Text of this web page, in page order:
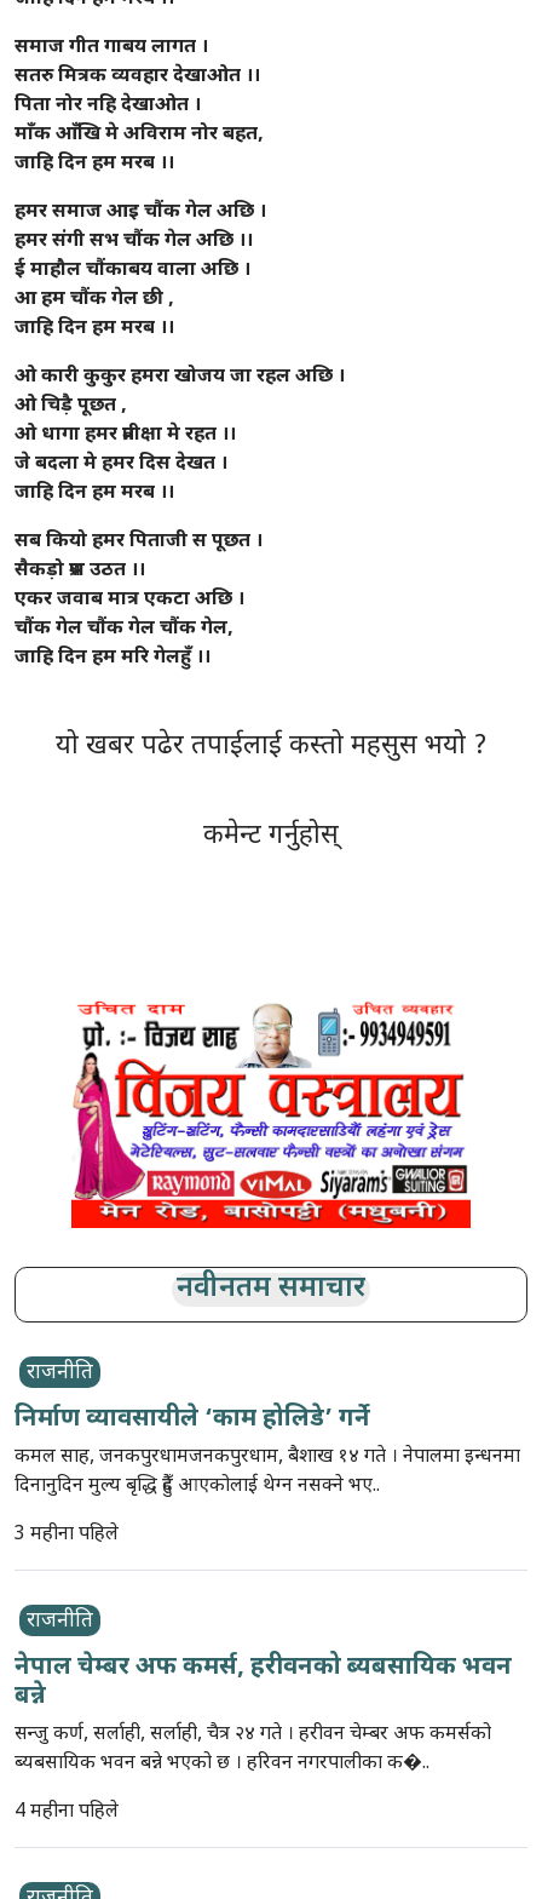
समाज गीत गाबय लागत ।
सतरु मित्रक व्यवहार देखाओत ।।
पिता नोर नहि देखाओत ।
माँक आँखि मे अविराम नोर बहत,
जाहि दिन हम मरब ।।
हमर समाज आइ चौंक गेल अछि ।
हमर संगी सभ चौंक गेल अछि ।।
ई माहौल चौंकाबय वाला अछि ।
आ हम चौंक गेल छी ,
जाहि दिन हम मरब ।।
ओ कारी कुकुर हमरा खोजय जा रहल अछि ।
ओ चिड़ै पूछत ,
ओ धागा हमर प्रतीक्षा मे रहत ।।
जे बदला मे हमर दिस देखत ।
जाहि दिन हम मरब ।।
सब कियो हमर पिताजी स पूछत ।
सैकड़ो प्रश्न उठत ।।
एकर जवाब मात्र एकटा अछि ।
चौंक गेल चौंक गेल चौंक गेल,
जाहि दिन हम मरि गेलहुँ ।।
यो खबर पढेर तपाईलाई कस्तो महसुस भयो ?
कमेन्ट गर्नुहोस्
नवीनतम समाचार
राजनीति
निर्माण व्यावसायीले ‘काम होलिडे’ गर्ने
कमल साह, जनकपुरधामजनकपुरधाम, बैशाख १४ गते । नेपालमा इन्धनमा
दिनानुदिन मुल्य बृद्धि हुँदै आएकोलाई थेग्न नसक्ने भए..
3 महीना पहिले
राजनीति
नेपाल चेम्बर अफ कमर्स, हरीवनको ब्यबसायिक भवन
बन्ने
सन्जु कर्ण, सर्लाही, सर्लाही, चैत्र २४ गते । हरीवन चेम्बर अफ कमर्सको
ब्यबसायिक भवन बन्ने भएको छ । हरिवन नगरपालीका क�..
4 महीना पहिले